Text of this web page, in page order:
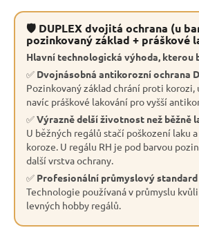
🛡 DUPLEX dvojitá ochrana (u
pozinkovaný základ + práškové
Hlavní technologická výhoda, kterou
✅ Dvojnásobná antikorozní ochrana
Pozinkovaný základ chrání proti korozi,
navíc práškové lakování pro vyšší
✅Výrazně delší životnost než běžně
U běžných regálů stačí poškození laku
koroze. U regálu RH je pod barvou
další vrstva ochrany.
✅ Profesionální průmyslový standard
Technologie používaná v průmyslu
levných hobby regálů.